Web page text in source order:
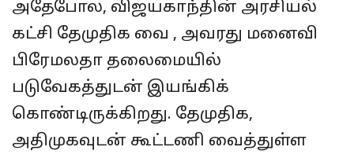
அதேபோல, விஜயகாந்தின் அரசியல்
கட்சி தேமுதிக வை , அவரது மனைவி
பிரேமலதா தலைமையில்
படுவேகத்துடன் இயங்கிக்
கொண்டிருக்கிறது. தேமுதிக,
அதிமுகவுடன் கூட்டணி வைத்துள்ள